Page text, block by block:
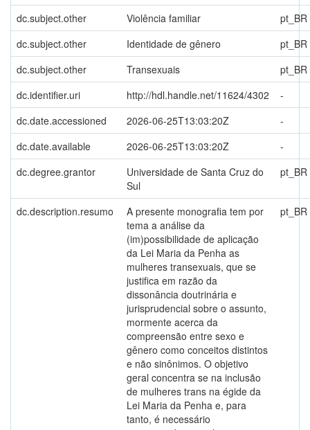
dc.subject.other
Violência familiar
pt_BR
dc.subject.other
Identidade de gênero
pt_BR
dc.subject.other
Transexuais
pt_BR
dc.identifier.uri
http://hdl.handle.net/11624/4302
-
dc.date.accessioned
2026-06-25T13:03:20Z
-
dc.date.available
2026-06-25T13:03:20Z
-
dc.degree.grantor
Universidade de Santa Cruz do
Sul
pt_BR
dc.description.resumo
A presente monografia tem por
tema a análise da
(im)possibilidade de aplicação
da Lei Maria da Penha as
mulheres transexuais, que se
justifica em razão da
dissonância doutrinária e
jurisprudencial sobre o assunto,
mormente acerca da
compreensão entre sexo e
gênero como conceitos distintos
e não sinônimos. O objetivo
geral concentra se na inclusão
de mulheres trans na égide da
Lei Maria da Penha e, para
tanto, é necessário
pt_BR